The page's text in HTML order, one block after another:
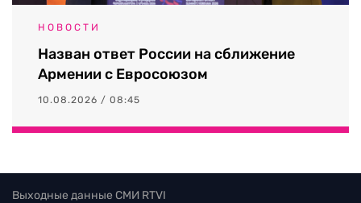
НОВОСТИ
Назван ответ России на сближение
Армении с Евросоюзом
10.08.2026 / 08:45
Выходные данные СМИ RTVI